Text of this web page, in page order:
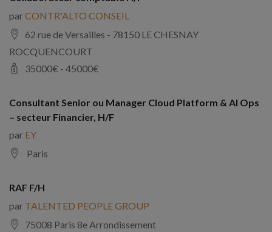
parCONTR'ALTO CONSEIL
62 rue de Versailles - 78150 LE CHESNAY
ROCQUENCOURT
35000€ - 45000€
Consultant Senior ou Manager Cloud Platform & AI Ops
– secteur Financier, H/F
par EY
Paris
RAF F/H
par TALENTED PEOPLE GROUP
75008 Paris 8e Arrondissement